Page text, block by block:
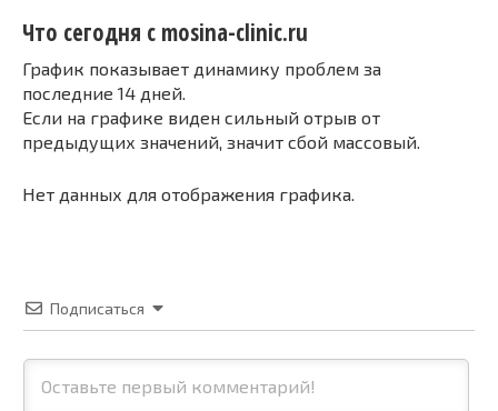
Что сегодня с mosina-clinic.ru
График показывает динамику проблем за
последние 14 дней.
Если на графике виден сильный отрыв от
предыдущих значений, значит сбой массовый.
Нет данных для отображения графика.
Подписаться